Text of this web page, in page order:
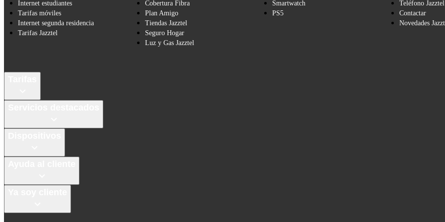
Internet estudiantes
Tarifas móviles
Internet segunda residencia
Tarifas Jazztel
Cobertura Fibra
Plan Amigo
Tiendas Jazztel
Seguro Hogar
Luz y Gas Jazztel
Smartwatch
PS5
Teléfono Jazztel
Contactar
Novedades